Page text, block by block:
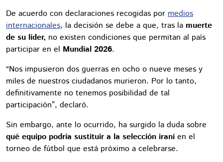
De acuerdo con declaraciones recogidas por medios
internacionales, la decisión se debe a que, tras la muerte
de su líder, no existen condiciones que permitan al país
participar en el Mundial 2026.
“Nos impusieron dos guerras en ocho o nueve meses y
miles de nuestros ciudadanos murieron. Por lo tanto,
definitivamente no tenemos posibilidad de tal
participación”, declaró.
Sin embargo, ante lo ocurrido, ha surgido la duda sobre
qué equipo podría sustituir a la selección iraní en el
torneo de fútbol que está próximo a celebrarse.